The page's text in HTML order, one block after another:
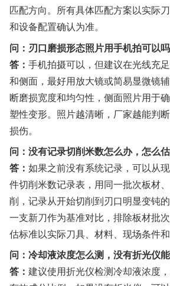
匹配方向。所有具体匹配方案以实际
和设备配置确认为准。
问：刃口磨损形态照片用手机拍可以
答： 手机拍摄可以，但建议在光线充
和侧面，最好用放大镜或简易显微镜
断磨损宽度和均匀性，侧面照片用于
塑性变形。照片越清晰，厂家越能判
损伤。
问：没有记录切削米数怎么办，怎么
答： 如果之前没有系统记录，可以从
件切削米数记录表，用同一批次板材
削，记录从开始切削到刃口明显变钝
一支新刀作为基准对比，排除板材批
估标准以实际刀具、材料、现场条件
问：冷却液浓度怎么测，没有折光仪
答： 建议使用折光仪检测冷却液浓度